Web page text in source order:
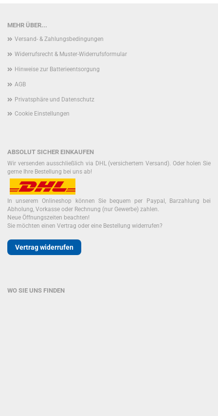
MEHR ÜBER...
Versand- & Zahlungsbedingungen
Widerrufsrecht & Muster-Widerrufsformular
Hinweise zur Batterieentsorgung
AGB
Privatsphäre und Datenschutz
Cookie Einstellungen
ABSOLUT SICHER EINKAUFEN
Wir versenden ausschließlich via DHL (versichertem Versand). Oder holen Sie
gerne Ihre Bestellung bei uns ab!
In unserem Onlineshop können Sie bequem per Paypal, Barzahlung bei
Abholung, Vorkasse oder Rechnung (nur Gewerbe) zahlen.
Neue Öffnungszeiten beachten!
Sie möchten einen Vertrag oder eine Bestellung widerrufen?
Vertrag widerrufen
WO SIE UNS FINDEN